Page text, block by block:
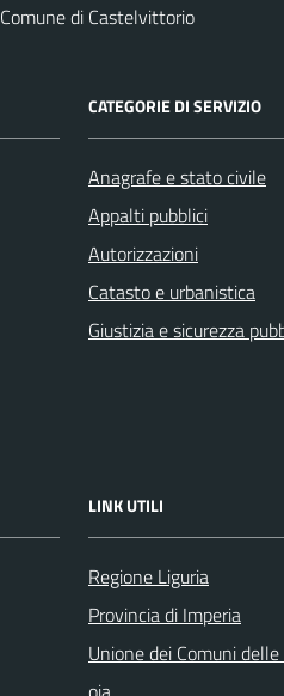
Comune di Castelvittorio
CATEGORIE DI SERVIZIO
Anagrafe e stato civile
Appalti pubblici
Autorizzazioni
Catasto e urbanistica
Giustizia e sicurezza
LINK UTILI
Regione Liguria
Provincia di Imperia
Unione dei Comuni